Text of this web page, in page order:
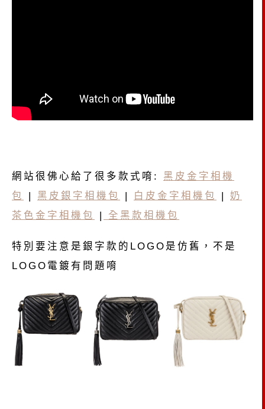
網站很佛心給了很多款式唷: 黑皮金字相機
包
| 黑皮銀字相機包 | 白皮金字相機包 | 奶
茶色金字相機包
| 全黑款相機包
特別要注意是銀字款的LOGO是仿舊，不是
LOGO電鍍有問題唷